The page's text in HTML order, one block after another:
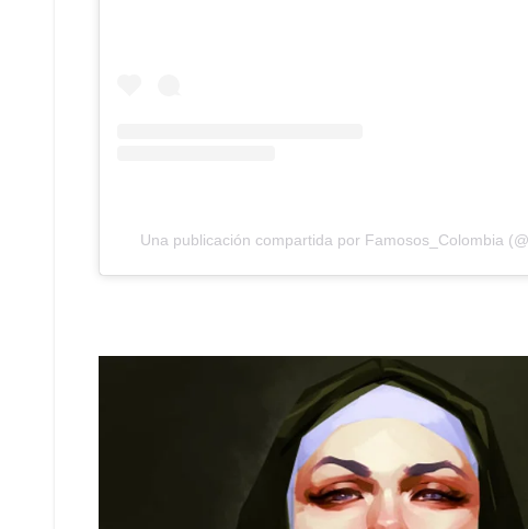
Una publicación compartida por Famosos_Colombia